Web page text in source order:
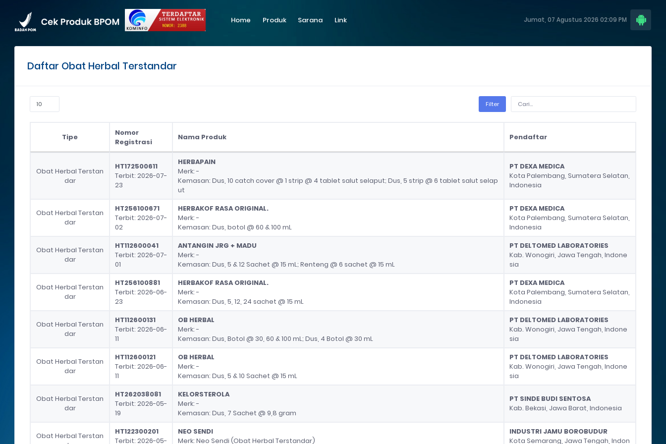
Home Produk Sarana Link Jumat, 07 Agustus 2026 02:09 PM
Daftar Obat Herbal Terstandar
Filter
Tipe
Nomor
Registrasi
Nama Produk Pendaftar
Registrasi
Nama Produk
Obat Herbal Terstan
dar
HT172500611
Terbit: 2026-07-
23
HERBAPAIN
Merk: -
Kemasan: Dus, 10 catch cover @ 1 strip @ 4 tablet salut selaput; Dus, 5 strip @ 6 tablet salut selap
ut
PT DEXA MEDICA
Kota Palembang, Sumatera Selatan,
Indonesia
Obat Herbal Terstan
dar
HT256100671
Terbit: 2026-07-
02
HERBAKOF RASA ORIGINAL.
Merk: -
Kemasan: Dus, botol @ 60 & 100 mL
PT DEXA MEDICA
Kota Palembang, Sumatera Selatan,
Indonesia
Obat Herbal Terstan
dar
HT112600041
Terbit: 2026-07-
01
ANTANGIN JRG + MADU
Merk: -
Kemasan: Dus, 5 & 12 Sachet @ 15 mL; Renteng @ 6 sachet @ 15 mL
PT DELTOMED LABORATORIES
Kab. Wonogiri, Jawa Tengah, Indone
sia
Obat Herbal Terstan
dar
HT256100881
Terbit: 2026-06-
23
HERBAKOF RASA ORIGINAL.
Merk: -
Kemasan: Dus, 5, 12, 24 sachet @ 15 mL
PT DEXA MEDICA
Kota Palembang, Sumatera Selatan,
Indonesia
Obat Herbal Terstan
dar
HT112600131
Terbit: 2026-06-
11
OB HERBAL
Merk: -
Kemasan: Dus, Botol @ 30, 60 & 100 mL; Dus, 4 Botol @ 30 mL
PT DELTOMED LABORATORIES
Kab. Wonogiri, Jawa Tengah, Indone
sia
Obat Herbal Terstan
dar
HT112600121
Terbit: 2026-06-
11
OB HERBAL
Merk: -
Kemasan: Dus, 5 & 10 Sachet @ 15 mL
PT DELTOMED LABORATORIES
Kab. Wonogiri, Jawa Tengah, Indone
sia
Obat Herbal Terstan
dar
HT262038081
Terbit: 2026-05-
19
KELORSTEROLA
Merk: -
Kemasan: Dus, 7 Sachet @ 9,8 gram
PT SINDE BUDI SENTOSA
Kab. Bekasi, Jawa Barat, Indonesia
Obat Herbal Terstan
HT122300201
Terbit: 2026-05-
NEO SENDI
Merk: Neo Sendi (Obat Herbal Terstandar)
INDUSTRI JAMU BOROBUDUR
Kota Semarang, Jawa Tengah, Indon